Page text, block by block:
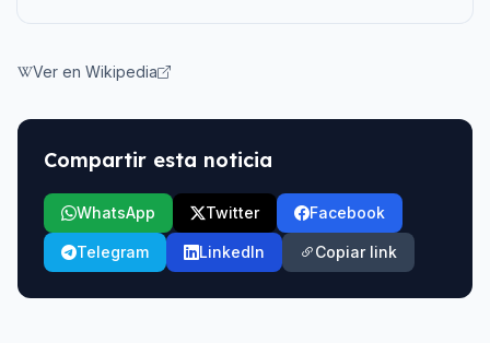
Ver en Wikipedia
Compartir esta noticia
WhatsApp Twitter Facebook
Telegram LinkedIn Copiar link